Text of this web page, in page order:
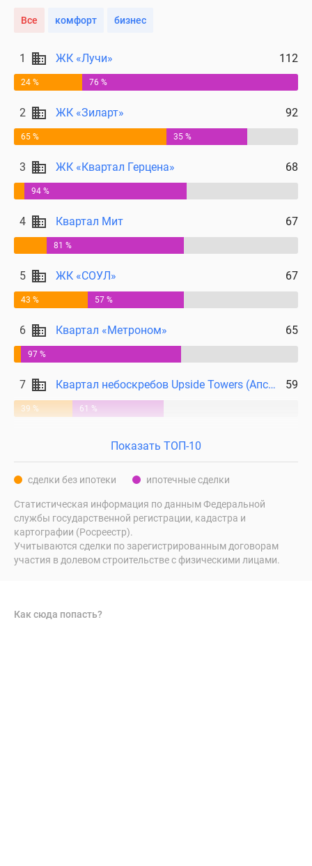
Все комфорт бизнес
1 ЖК «Лучи» 112
24 % 76 %
2 ЖК «Зиларт» 92
65 % 35 %
3 ЖК «Квартал Герцена» 68
94 %
4 Квартал Мит 67
81 %
5 ЖК «СОУЛ» 67
43 % 57 %
6 Квартал «Метроном» 65
97 %
7 Квартал небоскребов Upside Towers (Апсайд Тауерс) 59
39 % 61 %
Показать ТОП-10
сделки без ипотеки ипотечные сделки
Статистическая информация по данным Федеральной
службы государственной регистрации, кадастра и
картографии (Росреестр).
Учитываются сделки по зарегистрированным договорам
участия в долевом строительстве с физическими лицами.
Как сюда попасть?